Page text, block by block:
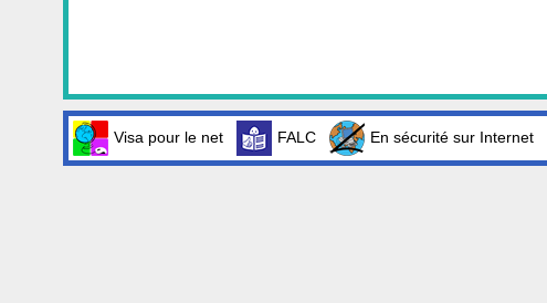
Visa pour le net FALC En sécurité sur Internet